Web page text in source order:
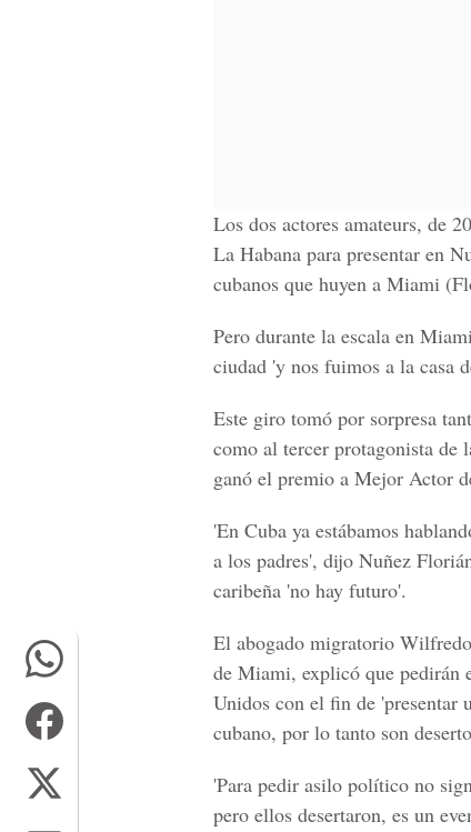
Los dos actores amateurs, de
La Habana para presentar en
cubanos que huyen a Miami
Pero durante la escala en
ciudad 'y nos fuimos a la casa
Este giro tomó por sorpresa
como al tercer protagonista
ganó el premio a Mejor Actor
'En Cuba ya estábamos
a los padres', dijo Nuñez
caribeña 'no hay futuro'.
El abogado migratorio
de Miami, explicó que pedirán
Unidos con el fin de 'presentar
cubano, por lo tanto son
'Para pedir asilo político no
pero ellos desertaron, es un